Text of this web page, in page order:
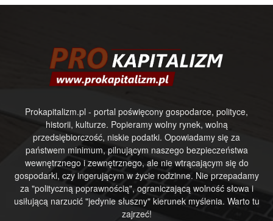
Prokapitalizm.pl - portal poświęcony gospodarce, polityce,
historii, kulturze. Popieramy wolny rynek, wolną
przedsiębiorczość, niskie podatki. Opowiadamy się za
państwem minimum, pilnującym naszego bezpieczeństwa
wewnętrznego i zewnętrznego, ale nie wtrącającym się do
gospodarki, czy ingerującym w życie rodzinne. Nie przepadamy
za "polityczną poprawnością", ograniczającą wolność słowa i
usiłującą narzucić "jedynie słuszny" kierunek myślenia. Warto tu
zajrzeć!